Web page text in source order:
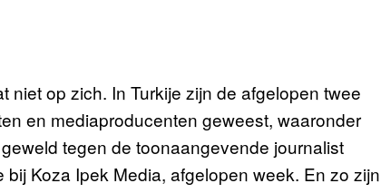
niet op zich. In Turkije zijn de afgelopen twee
en mediaproducenten geweest, waaronder
tegen de toonaangevende journalist
Koza Ipek Media, afgelopen week. En zo zijn